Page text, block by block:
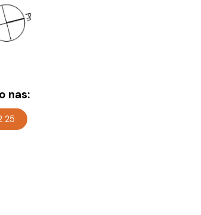
nas:
25